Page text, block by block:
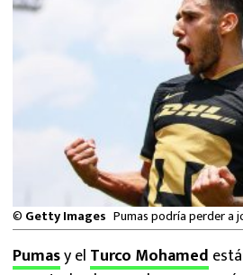
LIGA MX
© Getty Images Pumas podría perder a
Pumasy el Turco Mohamed